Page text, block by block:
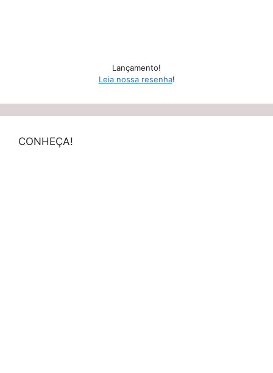
Lançamento!
Leia nossa resenha!
CONHEÇA!